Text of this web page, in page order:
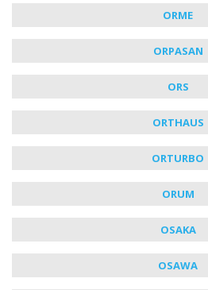
ORME
ORPASAN
ORS
ORTHAUS
ORTURBO
ORUM
OSAKA
OSAWA